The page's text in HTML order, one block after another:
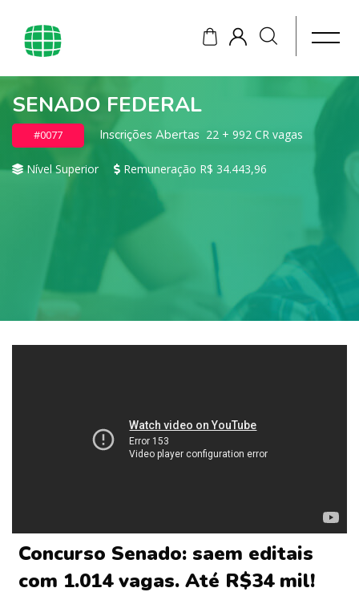
SENADO FEDERAL
#0077 Inscrições Abertas 22 + 992 CR vagas
Nível Superior Remuneração R$ 34.443,96
Concurso Senado: saem editais
com 1.014 vagas. Até R$34 mil!